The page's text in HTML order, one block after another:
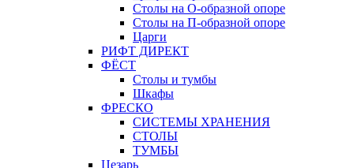
Столы на О-образной опоре
Столы на П-образной опоре
Царги
РИФТ ДИРЕКТ
ФЁСТ
Столы и тумбы
Шкафы
ФРЕСКО
СИСТЕМЫ ХРАНЕНИЯ
СТОЛЫ
ТУМБЫ
Цезарь